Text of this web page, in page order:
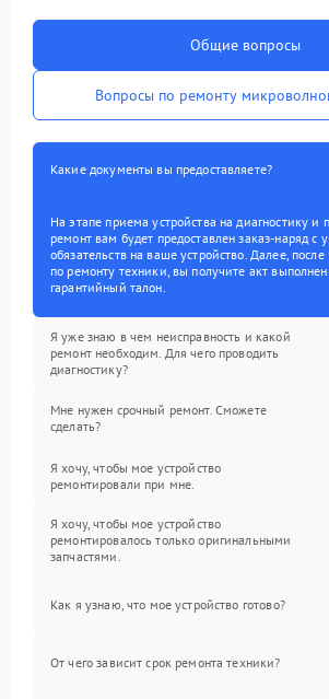
Общие вопросы
Вопросы по ремонту
Какие документы вы предоставляете?
На этапе приема устройства на диагностику и
ремонт вам будет предоставлен заказ-наряд с
обязательств на ваше устройство. Далее,
по ремонту техники, вы получите акт
гарантийный талон.
Я уже знаю в чем неисправность и какой
ремонт необходим. Для чего проводить
диагностику?
Мне нужен срочный ремонт. Сможете
сделать?
Я хочу, чтобы мое устройство
ремонтировали при мне.
Я хочу, чтобы мое устройство
ремонтировалось только оригинальными
запчастями.
Как я узнаю, что мое устройство готово?
От чего зависит срок ремонта техники?